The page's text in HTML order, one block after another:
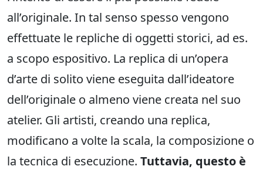
all’originale. In tal senso spesso vengono
effettuate le repliche di oggetti storici, ad es.
a scopo espositivo. La replica di un’opera
d’arte di solito viene eseguita dall’ideatore
dell’originale o almeno viene creata nel suo
atelier. Gli artisti, creando una replica,
modificano a volte la scala, la composizione o
la tecnica di esecuzione. Tuttavia, questo è